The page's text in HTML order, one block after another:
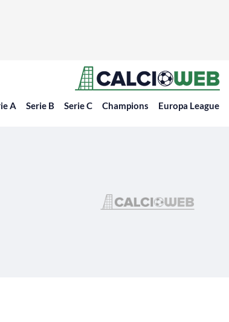
A Serie B Serie C Champions Europa League